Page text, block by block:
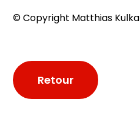
© Copyright Matthias Kulka
Retour